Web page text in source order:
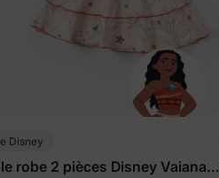
Disney
robe 2 pièces Disney Vaiana